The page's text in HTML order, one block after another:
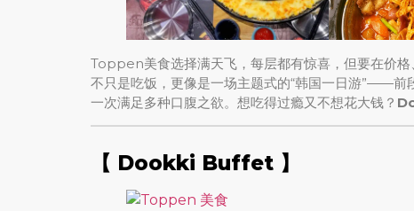
Toppen美食选择满天飞，每层都有惊喜，但要在价
不只是吃饭，更像是一场主题式的“韩国一日游”——前
一次满足多种口腹之欲。想吃得过瘾又不想花大钱？
【 Dookki Buffet 】